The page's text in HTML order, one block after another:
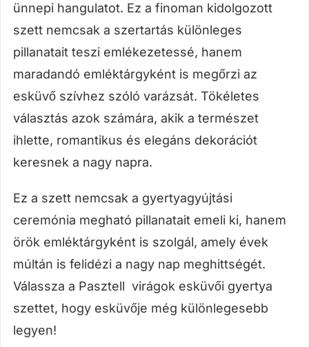
ünnepi hangulatot. Ez a finoman kidolgozott
szett nemcsak a szertartás különleges
pillanatait teszi emlékezetessé, hanem
maradandó emléktárgyként is megőrzi az
esküvő szívhez szóló varázsát. Tökéletes
választás azok számára, akik a természet
ihlette, romantikus és elegáns dekorációt
keresnek a nagy napra.
Ez a szett nemcsak a gyertyagyújtási
ceremónia megható pillanatait emeli ki, hanem
örök emléktárgyként is szolgál, amely évek
múltán is felidézi a nagy nap meghittségét.
Válassza a Pasztell virágok esküvői gyertya
szettet, hogy esküvője még különlegesebb
legyen!